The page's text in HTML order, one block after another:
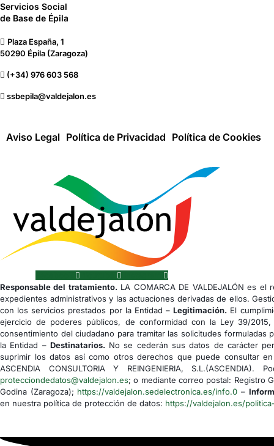
Servicios Social
de Base de Épila
Plaza España, 1
50290 Épila (Zaragoza)
(+34) 976 603 568
ssbepila@valdejalon.es
Aviso Legal Política de Privacidad Política de Cookies
Responsable del tratamiento.LA COMARCA DE VALDEJALÓN es
expedientes administrativos y las actuaciones derivadas de ellos.
con los servicios prestados por la Entidad –Legitimación. El
ejercicio de poderes públicos, de conformidad con la Ley 39/
consentimiento del ciudadano para tramitar las solicitudes
la Entidad – Destinatarios.No se cederán sus datos de carácter
suprimir los datos así como otros derechos que puede consultar
ASCENDIA CONSULTORIA Y REINGENIERIA,
protecciondedatos@valdejalon.es; o mediante correo postal: Registro
Godina (Zaragoza); https://valdejalon.sedelectronica.es/info.0 –
en nuestra política de protección de datos: https://valdejalon.es/